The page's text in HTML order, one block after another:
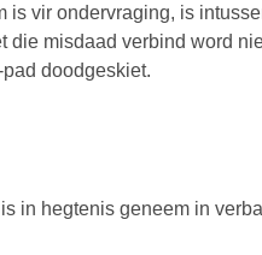
vir ondervraging, is
die misdaad verbind word
doodgeskiet.
in hegtenis geneem in